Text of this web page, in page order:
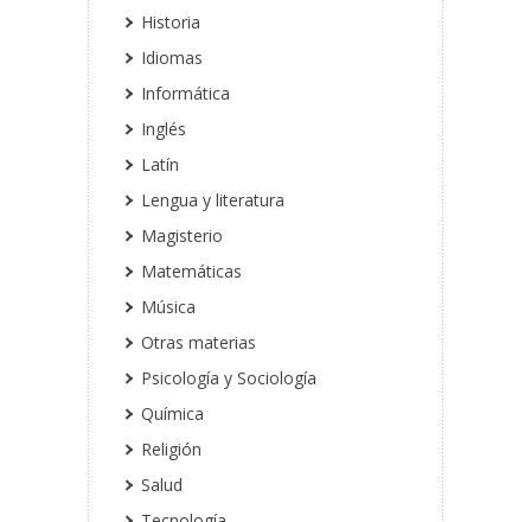
Historia
Idiomas
Informática
Inglés
Latín
Lengua y literatura
Magisterio
Matemáticas
Música
Otras materias
Psicología y Sociología
Química
Religión
Salud